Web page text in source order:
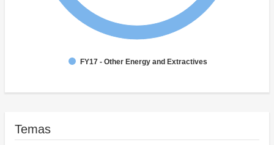
FY17 - Other Energy and Extractives
Temas